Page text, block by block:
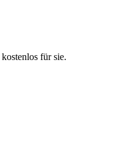
für sie.